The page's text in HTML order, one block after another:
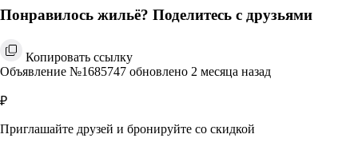
Понравилось жильё? Поделитесь с друзьями
Копировать ссылку
Объявление №1685747 обновлено 2 месяца назад
₽
Приглашайте друзей и бронируйте со скидкой